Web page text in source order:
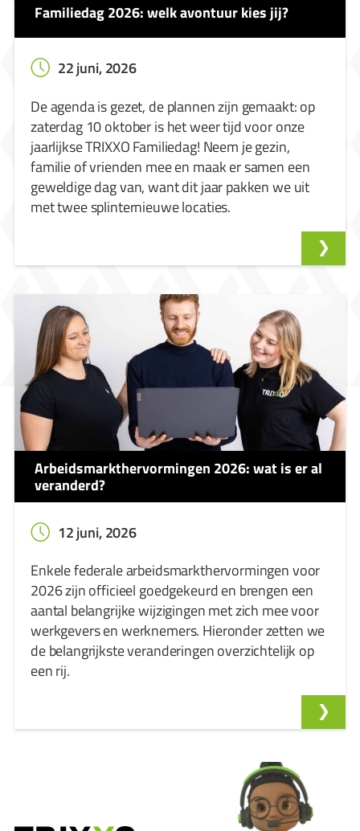
Familiedag 2026: welk avontuur kies jij?
22 juni, 2026
De agenda is gezet, de plannen zijn gemaakt: op
zaterdag 10 oktober is het weer tijd voor onze
jaarlijkse TRIXXO Familiedag! Neem je gezin,
familie of vrienden mee en maak er samen een
geweldige dag van, want dit jaar pakken we uit
met twee splinternieuwe locaties.
Arbeidsmarkthervormingen 2026: wat is er al
veranderd?
12 juni, 2026
Enkele federale arbeidsmarkthervormingen voor
2026 zijn officieel goedgekeurd en brengen een
aantal belangrijke wijzigingen met zich mee voor
werkgevers en werknemers. Hieronder zetten we
de belangrijkste veranderingen overzichtelijk op
een rij.